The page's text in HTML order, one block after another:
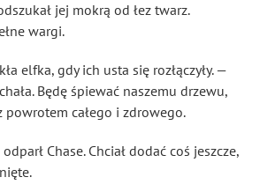
jej mokrą od łez twarz.
wargi.
elfka, gdy ich usta się rozłączyły. —
Będę śpiewać naszemu drzewu,
powrotem całego i zdrowego.
Chase. Chciał dodać coś jeszcze,